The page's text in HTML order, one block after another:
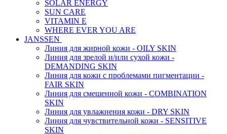
SOLAR ENERGY
SUN CARE
VITAMIN E
WHERE EVER YOU ARE
JANSSEN
Линия для жирной кожи - OILY SKIN
Линия для зрелой и/или сухой кожи -
DEMANDING SKIN
Линия для кожи с проблемами пигментации -
FAIR SKIN
Линия для смешенной кожи - COMBINATION
SKIN
Линия для увлажнения кожи - DRY SKIN
Линия для чувствительной кожи - SENSITIVE
SKIN